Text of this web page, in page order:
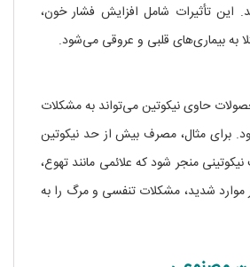
این تأثیرات شامل افزایش فشار خون،
به بیماری‌های قلبی و عروقی می‌شود.
حاوی نیکوتین می‌تواند به مشکلات
برای مثال، مصرف بیش از حد نیکوتین
منجر شود که علائمی مانند تهوع،
موارد شدید، مشکلات تنفسی و مرگ را به